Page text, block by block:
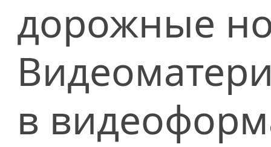
дорожные
в